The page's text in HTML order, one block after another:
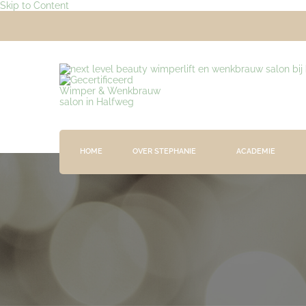
Skip to Content
Gecertificeerd Wimper &
Wimperlift expert sinds 2014
HOME OVER STEPHANIE ACADEMIE